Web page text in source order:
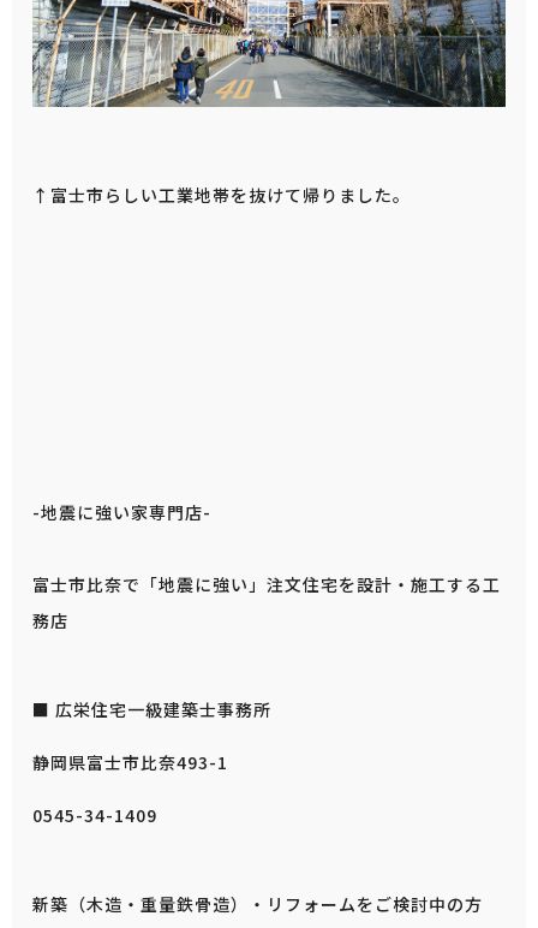
↑富士市らしい工業地帯を抜けて帰りました。
-地震に強い家専門店-
富士市比奈で「地震に強い」注文住宅を設計・施工する工
務店
■ 広栄住宅一級建築士事務所
静岡県富士市比奈493-1
0545-34-1409
新築（木造・重量鉄骨造）・リフォームをご検討中の方